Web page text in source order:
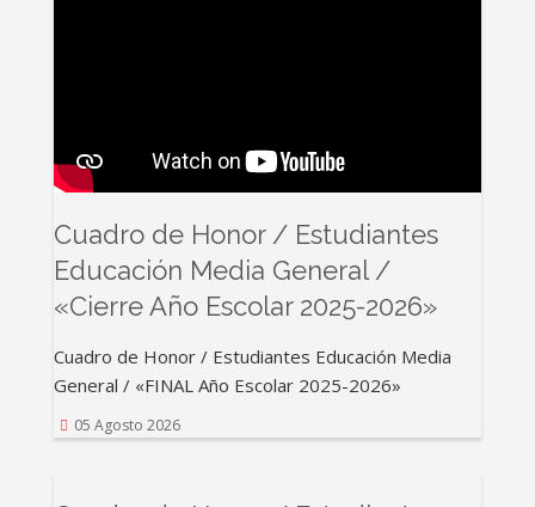
Cuadro de Honor / Estudiantes
Educación Media General /
«Cierre Año Escolar 2025-2026»
Cuadro de Honor / Estudiantes Educación Media
General / «FINAL Año Escolar 2025-2026»
05 Agosto 2026